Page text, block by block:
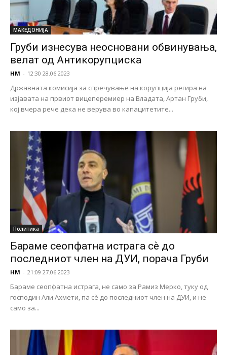
МАКЕДОНИЈА
Груби изнесува неосновани обвинувања,
велат од Антикорупциска
НМ - 12:30 28.06.2023
Државната комисија за спречување на корупција регира на
изјавата на првиот вицеперемиер на Владата, Артан Груби,
кој вчера рече дека не верува во капацитетите...
Политика
Бараме сеопфатна истрага сѐ до
последниот член на ДУИ, порача Груби
НМ - 21:09 27.06.2023
Бараме сеопфатна истрага, не само за Рамиз Мерко, туку од
господин Али Ахмети, па сѐ до последниот член на ДУИ, и не
само за...